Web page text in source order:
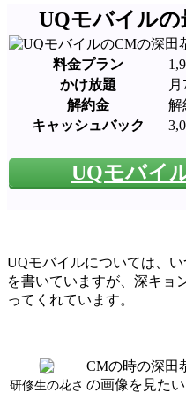
UQモバイルの
料金プラン
かけ放題
解約金
解
キャッシュバック
UQモバイ
UQモバイルについては、
を書いていますが、深キョ
ってくれています。
研修生の花さ
CMの時の深田
の画像を見た